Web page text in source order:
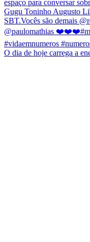
O dia de hoje carrega a